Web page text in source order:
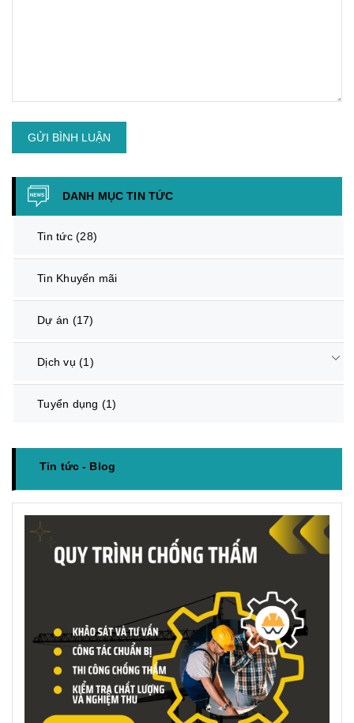
GỬI BÌNH LUẬN
DANH MỤC TIN TỨC
Tin tức (28)
Tin Khuyến mãi
Dự án (17)
Dịch vụ (1)
Tuyển dụng (1)
Tin tức - Blog